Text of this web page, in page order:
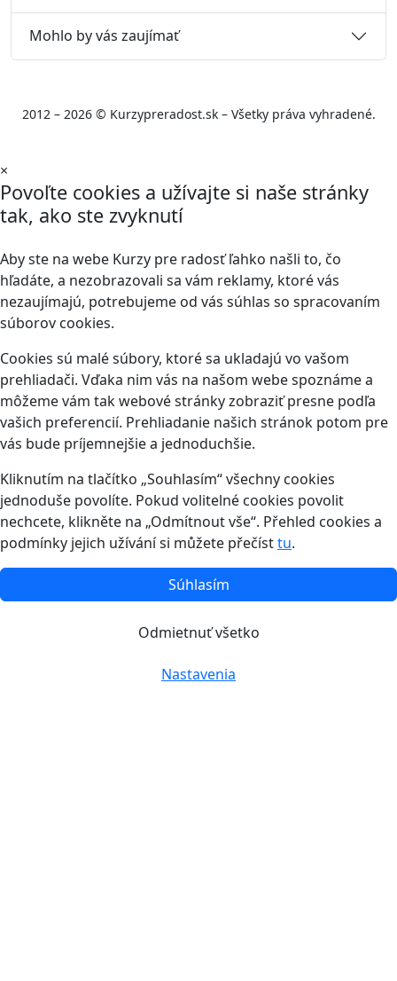
Mohlo by vás zaujímať
2012 – 2026 © Kurzypreradost.sk – Všetky práva vyhradené.
×
Povoľte cookies a užívajte si naše stránky
tak, ako ste zvyknutí
Aby ste na webe Kurzy pre radosť ľahko našli to, čo
hľadáte, a nezobrazovali sa vám reklamy, ktoré vás
nezaujímajú, potrebujeme od vás súhlas so spracovaním
súborov cookies.
Cookies sú malé súbory, ktoré sa ukladajú vo vašom
prehliadači. Vďaka nim vás na našom webe spoznáme a
môžeme vám tak webové stránky zobraziť presne podľa
vašich preferencií. Prehliadanie našich stránok potom pre
vás bude príjemnejšie a jednoduchšie.
Kliknutím na tlačítko „Souhlasím“ všechny cookies
jednoduše povolíte. Pokud volitelné cookies povolit
nechcete, klikněte na „Odmítnout vše“. Přehled cookies a
podmínky jejich užívání si můžete přečísttu.
Súhlasím
Odmietnuť všetko
Nastavenia